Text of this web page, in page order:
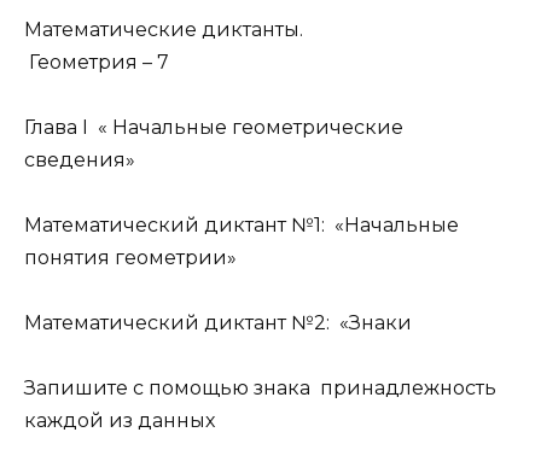
Математические диктанты.
Геометрия – 7
Глава I « Начальные геометрические
сведения»
Математический диктант №1: «Начальные
понятия геометрии»
Математический диктант №2: «Знаки
Запишите с помощью знака принадлежность
каждой из данных